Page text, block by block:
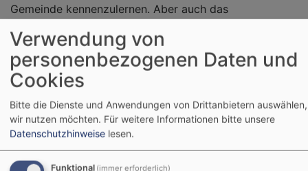
Gemeinde kennenzulernen. Aber auch das
Bedeutung, darum gibt es eine gemeinsame
erlebnispädagogische Freizeit im Sommer.
Verwendung von
personenbezogenen Daten und
Cookies
Bitte die Dienste und Anwendungen von Drittanbietern
wir nutzen möchten. Für weitere Informationen bitte unsere
Datenschutzhinweise lesen.
Funktional (immer erforderlich)